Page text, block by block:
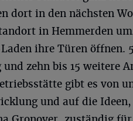
dort in den nächsten
in Hemmerden
ihre Türen öffnen.
und zehn bis 15 weitere
gibt es von
und auf die